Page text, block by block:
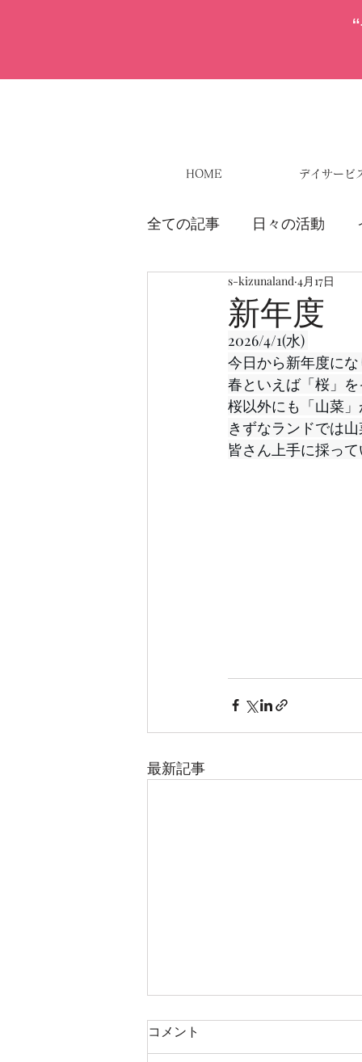
HOME デイサービ
全ての記事 日々の活動
新年度
s-kizunaland 4月17日
2026/4/1(水)
今日から新年度に
春といえば「桜」
桜以外にも「山菜」
きずなランドでは
皆さん上手に採っ
最新記事
コメント